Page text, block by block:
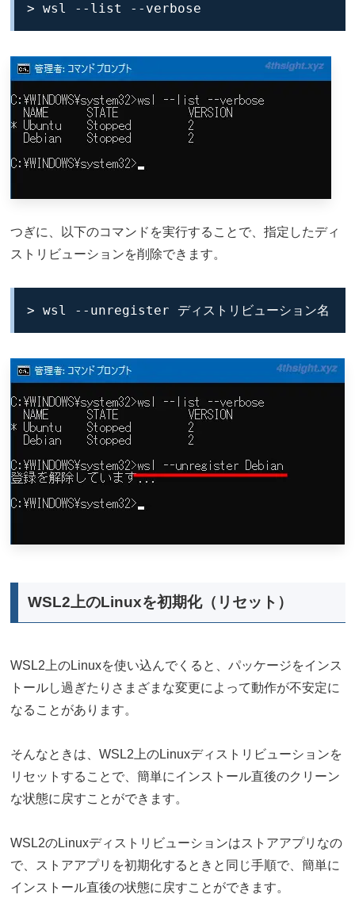
> wsl --list --verbose
つぎに、以下のコマンドを実行することで、指定したディ
ストリビューションを削除できます。
> wsl --unregister ディストリビューション名
WSL2上のLinuxを初期化（リセット）
WSL2上のLinuxを使い込んでくると、パッケージをインス
トールし過ぎたりさまざまな変更によって動作が不安定に
なることがあります。
そんなときは、WSL2上のLinuxディストリビューションを
リセットすることで、簡単にインストール直後のクリーン
な状態に戻すことができます。
WSL2のLinuxディストリビューションはストアアプリなの
で、ストアアプリを初期化するときと同じ手順で、簡単に
インストール直後の状態に戻すことができます。